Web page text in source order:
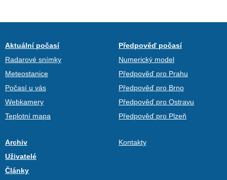
Aktuální počasí
Radarové snímky
Meteostanice
Počasí u vás
Webkamery
Teplotní mapa
Předpověď počasí
Numerický model
Předpověď pro Prahu
Předpověď pro Brno
Předpověď pro Ostravu
Předpověď pro Plzeň
Archiv
Uživatelé
Články
Kontakty